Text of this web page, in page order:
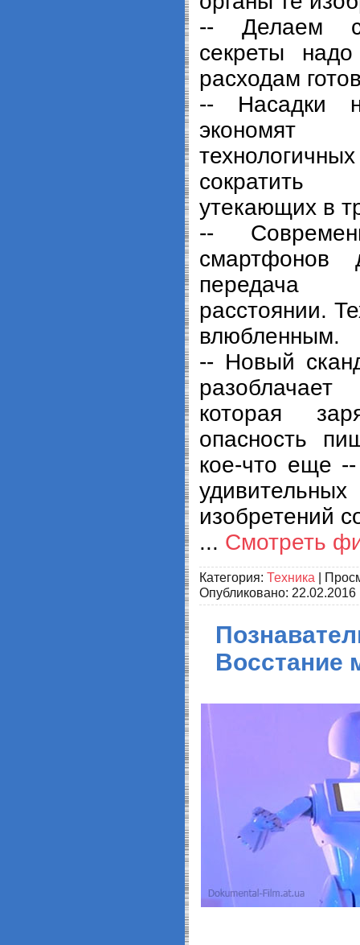
-- Делаем
секреты
расходам
-- Насадки
утекающих в
--
смартфонов
расстоянии.
влюбленным.
-- Новый
которая
опасность
кое-что еще --
изобретений
... Смотреть
Категория: Техника |
Опубликовано: 22.02.2016
Восстание